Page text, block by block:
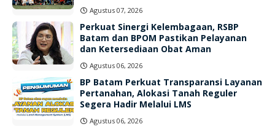
Agustus 07, 2026
Perkuat Sinergi Kelembagaan, RSBP
Batam dan BPOM Pastikan Pelayanan
dan Ketersediaan Obat Aman
Agustus 06, 2026
BP Batam Perkuat Transparansi Layanan
Pertanahan, Alokasi Tanah Reguler
Segera Hadir Melalui LMS
Agustus 06, 2026